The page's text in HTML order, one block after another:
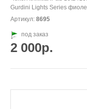
Gurdini Lights Series
Артикул: 8695
под заказ
2 000р.